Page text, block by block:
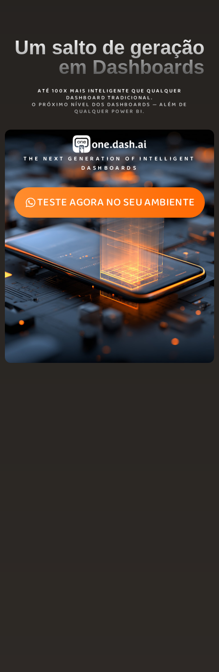
Um salto de geração
em Dashboards
ATÉ 100X MAIS INTELIGENTE QUE QUALQUER
DASHBOARD TRADICIONAL.
O PRÓXIMO NÍVEL DOS DASHBOARDS — ALÉM DE
QUALQUER POWER BI.
THE NEXT GENERATION OF INTELLIGENT
DASHBOARDS
TESTE AGORA NO SEU AMBIENTE